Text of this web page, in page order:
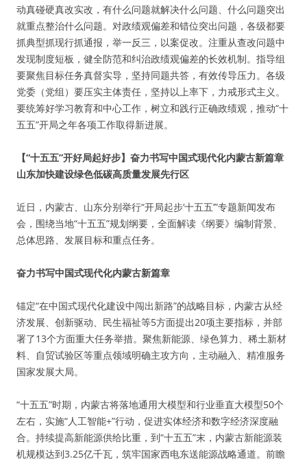
动真碰硬真改实改，有什么问题就解决什么问题、什么问题突出
就重点整治什么问题。对政绩观偏差和错位突出问题，各级都要
抓典型抓现行抓通报，举一反三，以案促改。注重从查改问题中
发现制度短板，健全防范和纠治政绩观偏差的长效机制。指导组
要聚焦目标任务真督实导，坚持同题共答，有效传导压力。各级
党委（党组）要压实主体责任，坚持以上率下，力戒形式主义。
要统筹好学习教育和中心工作，树立和践行正确政绩观，推动“十
五五”开局之年各项工作取得新进展。
【“十五五”开好局起好步】奋力书写中国式现代化内蒙古新篇章
山东加快建设绿色低碳高质量发展先行区
近日，内蒙古、山东分别举行“开局起步‘十五五’”专题新闻发布
会，围绕当地“十五五”规划纲要，全面解读《纲要》编制背景、
总体思路、发展目标和重点任务。
奋力书写中国式现代化内蒙古新篇章
锚定“在中国式现代化建设中闯出新路”的战略目标，内蒙古从经
济发展、创新驱动、民生福祉等5方面提出20项主要指标，并部
署了13个方面重大任务举措。聚焦新能源、绿色算力、稀土新材
料、自贸试验区等重点领域明确主攻方向，主动融入、精准服务
国家发展大局。
“十五五”时期，内蒙古将落地通用大模型和行业垂直大模型50个
左右，实施“人工智能+”行动，促进实体经济和数字经济深度融
合。持续提高新能源供给比重，到“十五五”末，内蒙古新能源装
机规模达到3.25亿千瓦，筑牢国家西电东送能源战略通道。前瞻